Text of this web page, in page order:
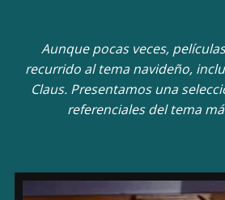
Aunque pocas veces,
recurrido al tema navideño,
Claus. Presentamos una
referenciales del tema